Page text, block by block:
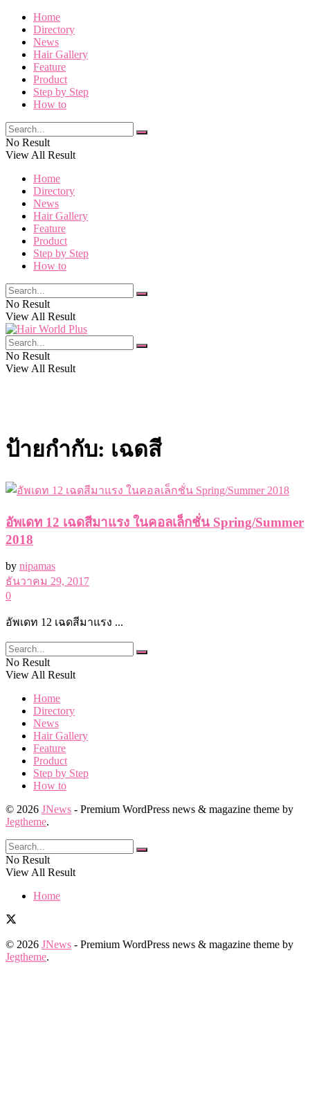
Home
Directory
News
Hair Gallery
Feature
Product
Step by Step
How to
No Result
View All Result
Home
Directory
News
Hair Gallery
Feature
Product
Step by Step
How to
No Result
View All Result
No Result
View All Result
ป้ายกำกับ: เฉดสี
อัพเดท 12 เฉดสีมาแรง ในคอลเล็กชั่น Spring/Summer
2018
by nipamas
ธันวาคม 29, 2017
0
อัพเดท 12 เฉดสีมาแรง ...
No Result
View All Result
Home
Directory
News
Hair Gallery
Feature
Product
Step by Step
How to
© 2026 JNews - Premium WordPress news & magazine theme by
Jegtheme.
No Result
View All Result
Home
© 2026 JNews - Premium WordPress news & magazine theme by
Jegtheme.